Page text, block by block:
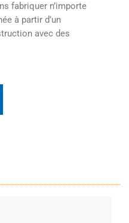
fabriquer n’importe
à partir d’un
avec des